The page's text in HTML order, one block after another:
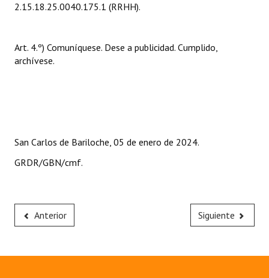
Reconocimientos - Registro
Entrega de distinciones
2.15.18.25.0040.175.1 (RRHH).
Art. 4.º) Comuníquese. Dese a publicidad. Cumplido,
archívese.
San Carlos de Bariloche, 05 de enero de 2024.
GRDR/GBN/cmf.
Anterior Siguiente